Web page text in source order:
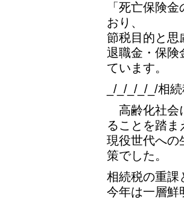
「死亡保険
おり、
節税目的と思
退職金・保険
ています。
_/_/_/_/_/相
高齢化社会
ることを踏ま
現役世代への
策でした。
相続税の重課
今年は一層鮮